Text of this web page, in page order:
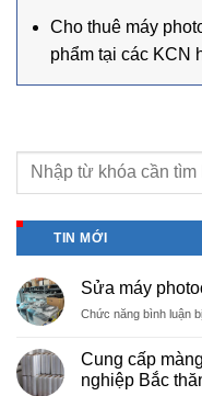
Cho thuê máy
phẩm tại các KCN
TIN MỚI
Sửa máy
Chức năng bình luận
Cung cấp
nghiệp Bắc